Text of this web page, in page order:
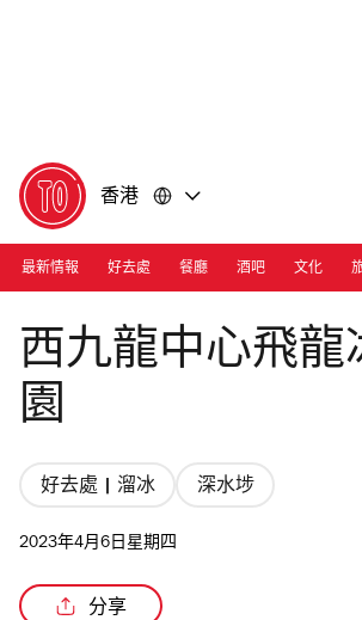
香港
最新情報 好去處 餐廳 酒吧 文化
Photograph: Courtesy Dragon Centre
西九龍中心飛龍
園
好去處 | 溜冰 深水埗
2023年4月6日星期四
分享